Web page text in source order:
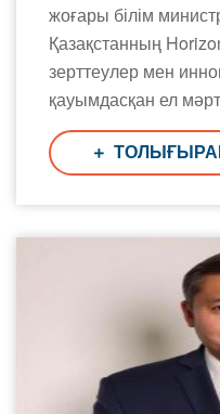
жоғары білім
Қазақстанның
зерттеулер мен
қауымдасқан ел